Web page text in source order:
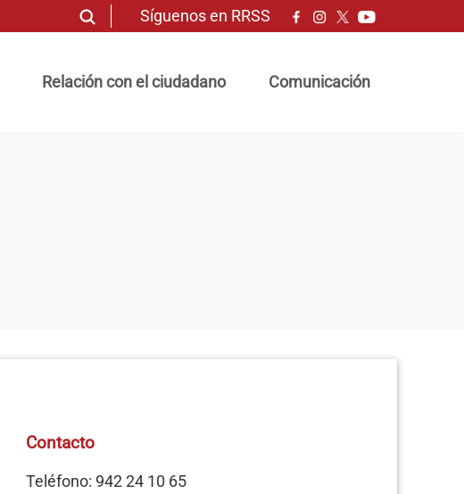
Síguenos en RRSS
Relación con el ciudadano Comunicación
Contacto
Teléfono: 942 24 10 65